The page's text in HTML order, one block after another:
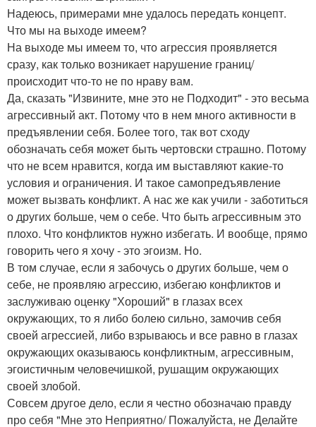
Надеюсь, примерами мне удалось передать концепт.
Что мы на выходе имеем?
На выходе мы имеем то, что агрессия проявляется
сразу, как только возникает нарушение границ/
происходит что-то не по нраву вам.
Да, сказать "Извините, мне это не Подходит" - это весьма
агрессивный акт. Потому что в нем много активности в
предъявлении себя. Более того, так вот сходу
обозначать себя может быть чертовски страшно. Потому
что не всем нравится, когда им выставляют какие-то
условия и ограничения. И такое самопредъявление
может вызвать конфликт. А нас же как учили - заботиться
о других больше, чем о себе. Что быть агрессивным это
плохо. Что конфликтов нужно избегать. И вообще, прямо
говорить чего я хочу - это эгоизм. Но.
В том случае, если я забочусь о других больше, чем о
себе, не проявляю агрессию, избегаю конфликтов и
заслуживаю оценку "Хороший" в глазах всех
окружающих, то я либо болею сильно, замочив себя
своей агрессией, либо взрываюсь и все равно в глазах
окружающих оказываюсь конфликтным, агрессивным,
эгоистичным человечишкой, рушащим окружающих
своей злобой.
Совсем другое дело, если я честно обозначаю правду
про себя "Мне это Неприятно/ Пожалуйста, не Делайте